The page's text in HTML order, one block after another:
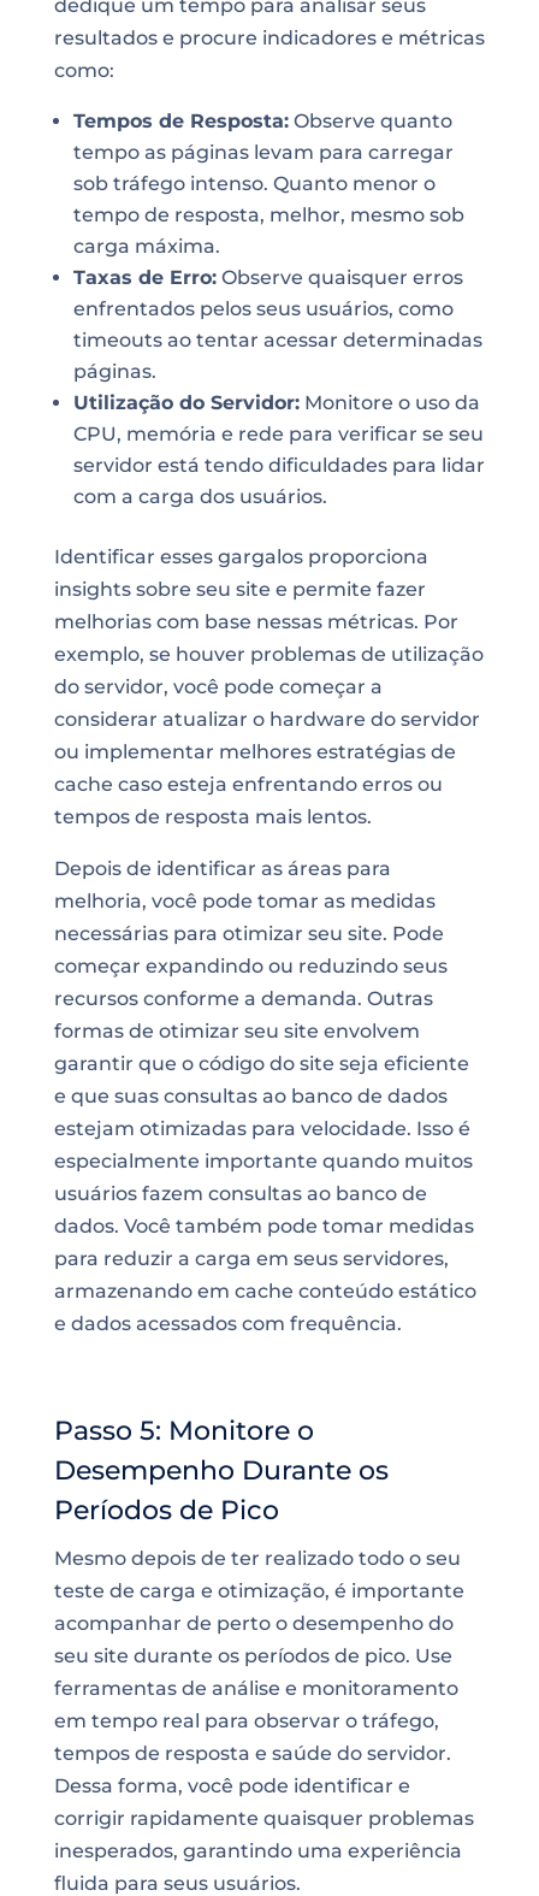
dedique um tempo para analisar seus
resultados e procure indicadores e métricas
como:
Tempos de Resposta:Observe quanto
tempo as páginas levam para carregar
sob tráfego intenso. Quanto menor o
tempo de resposta, melhor, mesmo sob
carga máxima.
Taxas de Erro:Observe quaisquer erros
enfrentados pelos seus usuários, como
timeouts ao tentar acessar determinadas
páginas.
Utilização do Servidor:Monitore o uso da
CPU, memória e rede para verificar se seu
servidor está tendo dificuldades para lidar
com a carga dos usuários.
Identificar esses gargalos proporciona
insights sobre seu site e permite fazer
melhorias com base nessas métricas. Por
exemplo, se houver problemas de utilização
do servidor, você pode começar a
considerar atualizar o hardware do servidor
ou implementar melhores estratégias de
cache caso esteja enfrentando erros ou
tempos de resposta mais lentos.
Depois de identificar as áreas para
melhoria, você pode tomar as medidas
necessárias para otimizar seu site. Pode
começar expandindo ou reduzindo seus
recursos conforme a demanda. Outras
formas de otimizar seu site envolvem
garantir que o código do site seja eficiente
e que suas consultas ao banco de dados
estejam otimizadas para velocidade. Isso é
especialmente importante quando muitos
usuários fazem consultas ao banco de
dados. Você também pode tomar medidas
para reduzir a carga em seus servidores,
armazenando em cache conteúdo estático
e dados acessados com frequência.
Passo 5: Monitore o
Desempenho Durante os
Períodos de Pico
Mesmo depois de ter realizado todo o seu
teste de carga e otimização, é importante
acompanhar de perto o desempenho do
seu site durante os períodos de pico. Use
ferramentas de análise e monitoramento
em tempo real para observar o tráfego,
tempos de resposta e saúde do servidor.
Dessa forma, você pode identificar e
corrigir rapidamente quaisquer problemas
inesperados, garantindo uma experiência
fluida para seus usuários.